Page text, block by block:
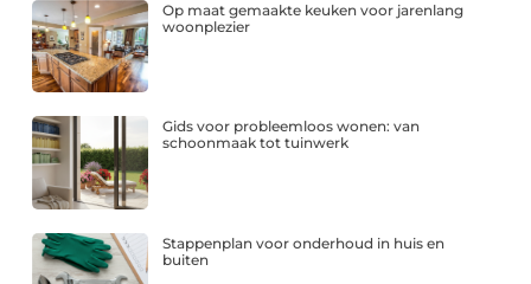
Op maat gemaakte keuken voor jarenlang
woonplezier
Gids voor probleemloos wonen: van
schoonmaak tot tuinwerk
Stappenplan voor onderhoud in huis en
buiten